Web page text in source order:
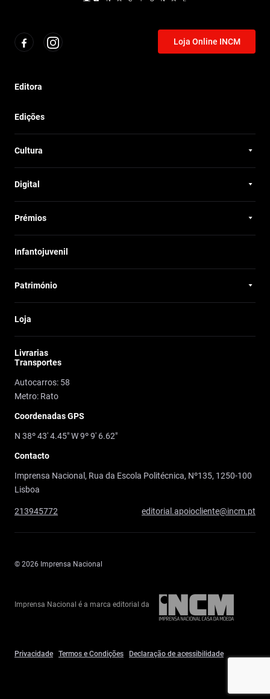
Loja Online INCM
Editora
Edições
Cultura
Digital
Prémios
Infantojuvenil
Património
Loja
Livrarias
Transportes
Autocarros: 58
Metro: Rato
Coordenadas GPS
N 38º 43' 4.45" W 9º 9' 6.62"
Contacto
Imprensa Nacional, Rua da Escola Politécnica, Nº135, 1250-100
Lisboa
213945772 editorial.apoiocliente@incm.pt
© 2026 Imprensa Nacional
Imprensa Nacional é a marca editorial da
Privacidade Termos e Condições Declaração de acessibilidade